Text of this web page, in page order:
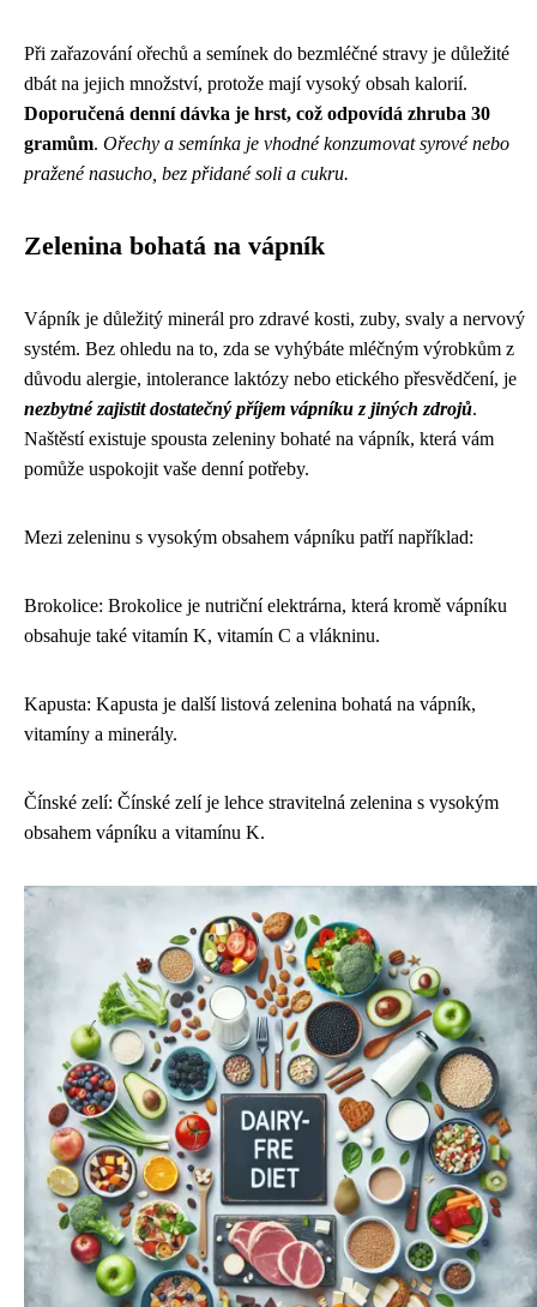
Při zařazování ořechů a semínek do bezmléčné stravy je důležité
dbát na jejich množství, protože mají vysoký obsah kalorií.
Doporučená denní dávka je hrst, což odpovídá zhruba 30
gramům. Ořechy a semínka je vhodné konzumovat syrové nebo
pražené nasucho, bez přidané soli a cukru.
Zelenina bohatá na vápník
Vápník je důležitý minerál pro zdravé kosti, zuby, svaly a nervový
systém. Bez ohledu na to, zda se vyhýbáte mléčným výrobkům z
důvodu alergie, intolerance laktózy nebo etického přesvědčení, je
nezbytné zajistit dostatečný příjem vápníku z jiných zdrojů.
Naštěstí existuje spousta zeleniny bohaté na vápník, která vám
pomůže uspokojit vaše denní potřeby.
Mezi zeleninu s vysokým obsahem vápníku patří například:
Brokolice: Brokolice je nutriční elektrárna, která kromě vápníku
obsahuje také vitamín K, vitamín C a vlákninu.
Kapusta: Kapusta je další listová zelenina bohatá na vápník,
vitamíny a minerály.
Čínské zelí: Čínské zelí je lehce stravitelná zelenina s vysokým
obsahem vápníku a vitamínu K.